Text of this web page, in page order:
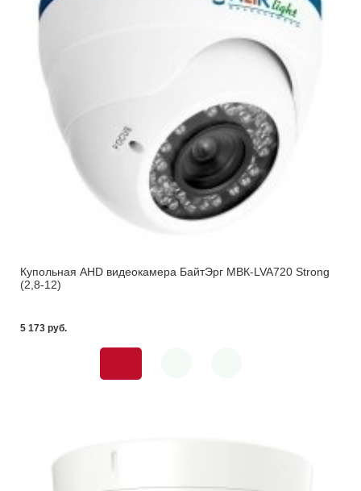
Купольная AHD видеокамера БайтЭрг МВК-LVA720 Strong
(2,8-12)
5 173 pуб.